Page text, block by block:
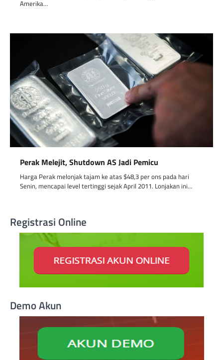
Amerika…
Perak Melejit, Shutdown AS Jadi Pemicu
Harga Perak melonjak tajam ke atas $48,3 per ons pada hari
Senin, mencapai level tertinggi sejak April 2011. Lonjakan ini…
Registrasi Online
Demo Akun